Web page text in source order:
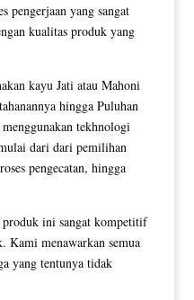
pengerjaan yang sangat
kualitas produk yang
kayu Jati atau Mahoni
hingga Puluhan
tekhnologi
dari dari pemilihan
pengecatan, hingga
ini sangat kompetitif
Kami menawarkan semua
yang tentunya tidak